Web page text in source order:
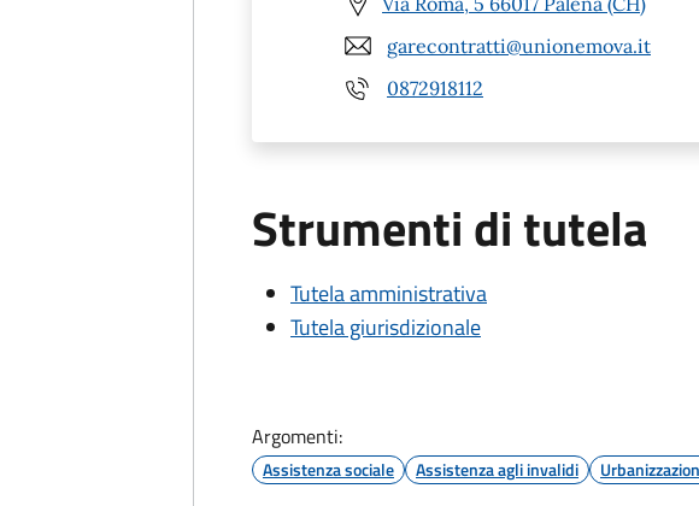
garecontratti@unionemova.it
0872918112
Strumenti di tutela
Tutela amministrativa
Tutela giurisdizionale
Argomenti:
Assistenza sociale Assistenza agli invalidi